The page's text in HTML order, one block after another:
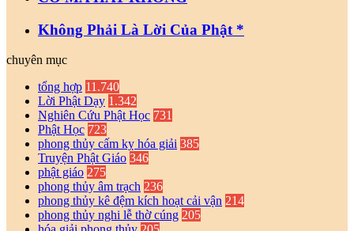
Không Phải Là Lời Của Phật *
chuyên mục
tổng hợp 11.740
Lời Phật Dạy 1.342
Nghiên Cứu Phật Học 731
Phật Học 723
phong thủy cấm kỵ hóa giải 385
Truyện Phật Giáo 346
phật giáo 275
phong thủy âm trạch 236
phong thủy kê đệm kích hoạt cải vận 214
phong thủy nghi lễ thờ cúng 205